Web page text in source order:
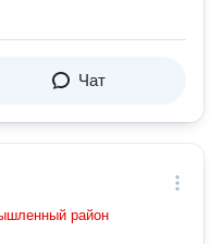
Чат
район